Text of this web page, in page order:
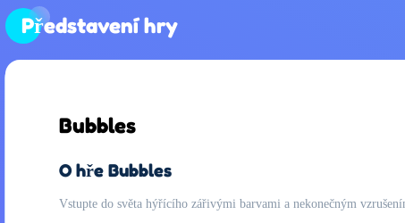
Představení hry
Bubbles
O hře Bubbles
Vstupte do světa hýřícího zářivými barvami a nekonečným